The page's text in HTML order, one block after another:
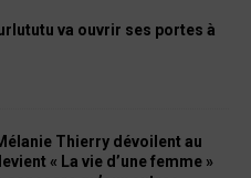
va ouvrir ses portes à
Thierry dévoilent au
« La vie d’une femme »